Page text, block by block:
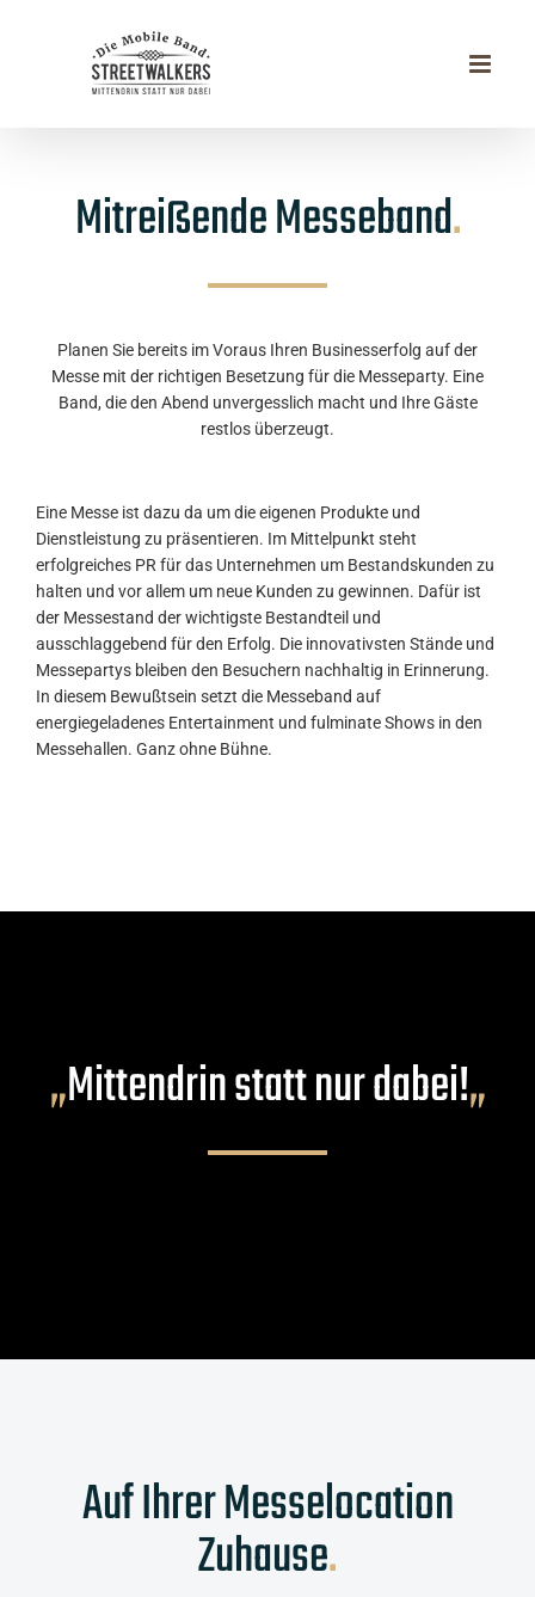
Mitreißende Messeband.
Planen Sie bereits im Voraus Ihren Businesserfolg auf der
Messe mit der richtigen Besetzung für die Messeparty. Eine
Band, die den Abend unvergesslich macht und Ihre Gäste
restlos überzeugt.
Eine Messe ist dazu da um die eigenen Produkte und
Dienstleistung zu präsentieren. Im Mittelpunkt steht
erfolgreiches PR für das Unternehmen um Bestandskunden zu
halten und vor allem um neue Kunden zu gewinnen. Dafür ist
der Messestand der wichtigste Bestandteil und
ausschlaggebend für den Erfolg. Die innovativsten Stände und
Messepartys bleiben den Besuchern nachhaltig in Erinnerung.
In diesem Bewußtsein setzt die Messeband auf
energiegeladenes Entertainment und fulminate Shows in den
Messehallen. Ganz ohne Bühne.
„Mittendrin statt nur dabei!„
Auf Ihrer Messelocation
Zuhause.